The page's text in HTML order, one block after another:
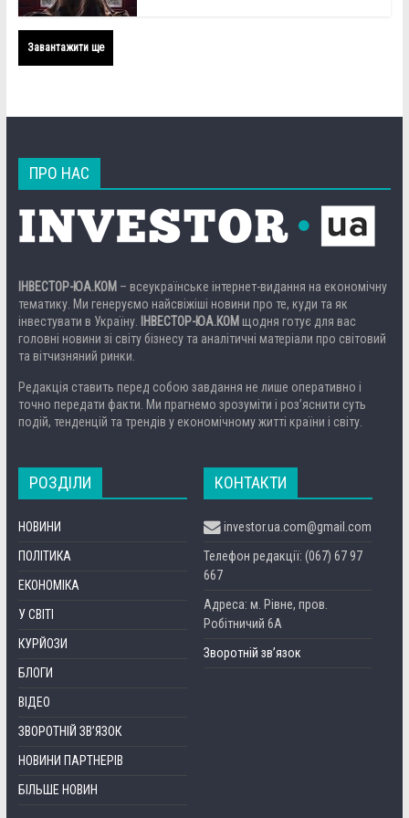
Завантажити ще
ПРО НАС
ІНВЕСТОР-ЮА.КОМ – всеукраїнське інтернет-видання на економічну
тематику. Ми генеруємо найсвіжіші новини про те, куди та як
інвестувати в Україну.
ІНВЕСТОР-ЮА.КОМ щодня готує для вас
головні новини зі світу бізнесу та аналітичні матеріали про світовий
та вітчизняний ринки.
Редакція ставить перед собою завдання не лише оперативно і
точно передати факти. Ми прагнемо зрозуміти і роз’яснити суть
подій, тенденцій та трендів у економічному житті країни і світу.
РОЗДІЛИ
НОВИНИ
ПОЛІТИКА
ЕКОНОМІКА
У СВІТІ
КУРЙОЗИ
БЛОГИ
ВІДЕО
ЗВОРОТНІЙ ЗВ’ЯЗОК
НОВИНИ ПАРТНЕРІВ
БІЛЬШЕ НОВИН
КОНТАКТИ
investor.ua.com@gmail.com
Телефон редакції: (067) 67 97
667
Адреса: м. Рівне, пров.
Робітничий 6А
Зворотній зв’язок